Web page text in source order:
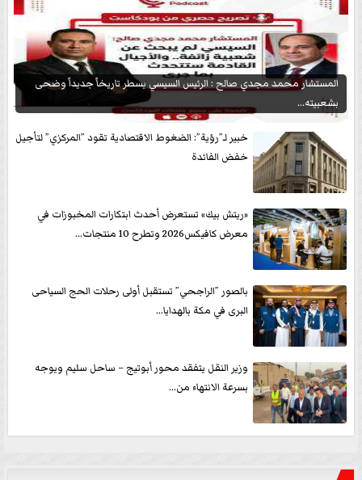
المستشار محمد مجدي صالح : الرئيس السيسي يسطر تاريخاً جديداً وضحى
بشعبيته...
خبير لـ”رؤية”: الضغوط الاقتصادية تقود ”المركزي” لتأجيل
خفض الفائدة
«ريتش بيك» تستعرض أحدث ابتكارات المخبوزات في
معرض كافيكس2026 وتطرح 10 منتجات...
بالصور ”الراجحي” تستقبل أولى رحلات الحج السياحى
البرى في مكة بالهدايا...
وزير النقل يتفقد محور أبوتيج – ساحل سليم ويوجه
بسرعة الانتهاء من...